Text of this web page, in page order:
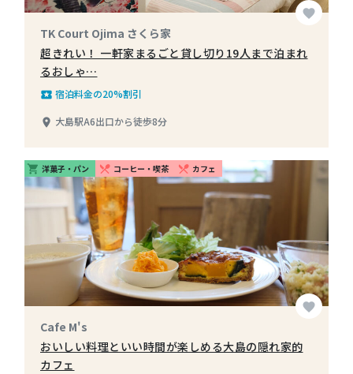
favorite
TK Court Ojima さくら家
超きれい！ 一軒家まるごと貸し切り19人まで泊まれ
るおしゃ…
local_play 宿泊料金の20%割引
place 大島駅A6出口から徒歩8分
shopping_cart 洋菓子・パン restaurant_menu コーヒー・喫茶 restaurant_menu カフェ
favorite
Cafe M's
おいしい料理といい時間が楽しめる大島の隠れ家的
カフェ